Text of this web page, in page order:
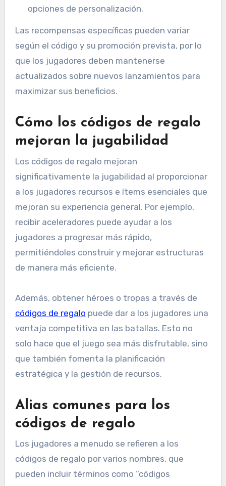
opciones de personalización.
Las recompensas específicas pueden variar
según el código y su promoción prevista, por lo
que los jugadores deben mantenerse
actualizados sobre nuevos lanzamientos para
maximizar sus beneficios.
Cómo los códigos de regalo
mejoran la jugabilidad
Los códigos de regalo mejoran
significativamente la jugabilidad al proporcionar
a los jugadores recursos e ítems esenciales que
mejoran su experiencia general. Por ejemplo,
recibir aceleradores puede ayudar a los
jugadores a progresar más rápido,
permitiéndoles construir y mejorar estructuras
de manera más eficiente.
Además, obtener héroes o tropas a través de
códigos de regalo puede dar a los jugadores una
ventaja competitiva en las batallas. Esto no
solo hace que el juego sea más disfrutable, sino
que también fomenta la planificación
estratégica y la gestión de recursos.
Alias comunes para los
códigos de regalo
Los jugadores a menudo se refieren a los
códigos de regalo por varios nombres, que
pueden incluir términos como “códigos